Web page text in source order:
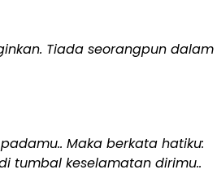
Tiada seorangpun dalam
Maka berkata hatiku:
tumbal keselamatan dirimu..